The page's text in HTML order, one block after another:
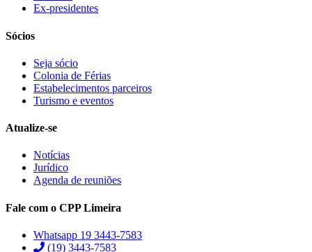
Ex-presidentes
Sócios
Seja sócio
Colonia de Férias
Estabelecimentos parceiros
Turismo e eventos
Atualize-se
Notícias
Jurídico
Agenda de reuniões
Fale com o CPP Limeira
Whatsapp 19 3443-7583
(19) 3443-7583